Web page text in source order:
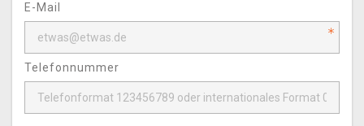
E-Mail
Telefonnummer